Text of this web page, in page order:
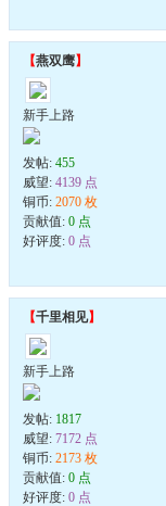
【燕双鹰】
新手上路
发帖: 455
威望: 4139 点
铜币: 2070 枚
贡献值: 0 点
好评度: 0 点
【千里相见】
新手上路
发帖: 1817
威望: 7172 点
铜币: 2173 枚
贡献值: 0 点
好评度: 0 点